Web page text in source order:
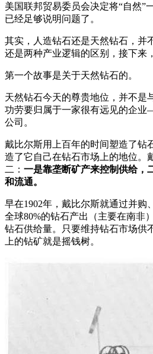
美国联邦贸易委员会决定将“自然”
已经足够说明问题了。
其实，人造钻石还是天然钻石，并
还是两种产业逻辑的区别，接下来
第一个故事是关于天然钻石的。
天然钻石今天的尊贵地位，并不是
功劳要归属于一家很有远见的企
公司。
戴比尔斯用上百年的时间塑造了钻
造了它自己在钻石市场上的地位。
二： 一是靠垄断矿产来控制供给，
和流通。
早在1902年，戴比尔斯就通过并购
全球80%的钻石产出（主要在南非
钻石供给量。只要维持钻石市场供
上的钻矿就是摇钱树。